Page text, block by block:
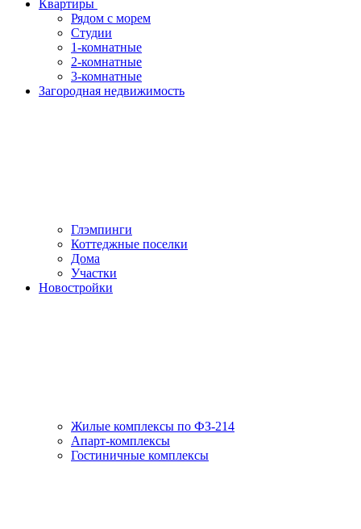
Квартиры
Рядом с морем
Студии
1-комнатные
2-комнатные
3-комнатные
Загородная недвижимость
Глэмпинги
Коттеджные поселки
Дома
Участки
Новостройки
Жилые комплексы по ФЗ-214
Апарт-комплексы
Гостиничные комплексы